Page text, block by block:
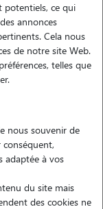
potentiels, ce qui
annonces
Cela nous
de notre site Web.
telles que
nous souvenir de
adaptée à vos
du site mais
des cookies ne